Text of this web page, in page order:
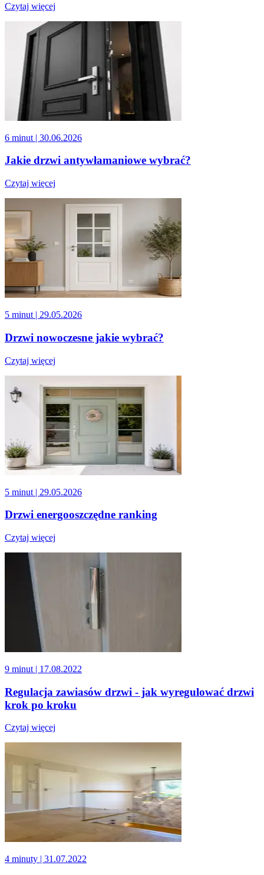
Czytaj więcej
6 minut | 30.06.2026
Jakie drzwi antywłamaniowe wybrać?
Czytaj więcej
5 minut | 29.05.2026
Drzwi nowoczesne jakie wybrać?
Czytaj więcej
5 minut | 29.05.2026
Drzwi energooszczędne ranking
Czytaj więcej
9 minut | 17.08.2022
Regulacja zawiasów drzwi - jak wyregulować drzwi
krok po kroku
Czytaj więcej
4 minuty | 31.07.2022